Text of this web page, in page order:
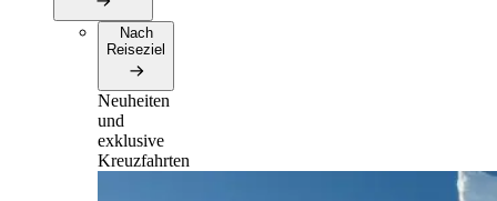
Nach
Reiseziel
Neuheiten
und
exklusive
Kreuzfahrten